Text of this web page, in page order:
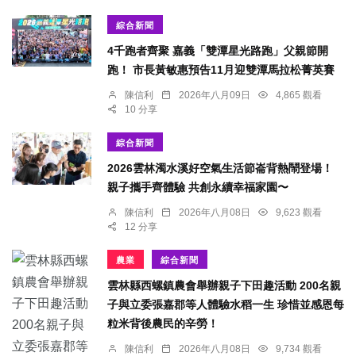
綜合新聞
4千跑者齊聚 嘉義「雙潭星光路跑」父親節開
跑！ 市長黃敏惠預告11月迎雙潭馬拉松菁英賽
陳信利 2026年八月09日
4,865 觀看
10 分享
綜合新聞
2026雲林濁水溪好空氣生活節崙背熱鬧登場！
親子攜手齊體驗 共創永續幸福家園〜
陳信利 2026年八月08日
9,623 觀看
12 分享
農業 綜合新聞
雲林縣西螺鎮農會舉辦親子下田趣活動 200名親
子與立委張嘉郡等人體驗水稻一生 珍惜並感恩每
粒米背後農民的辛勞！
陳信利 2026年八月08日
9,734 觀看